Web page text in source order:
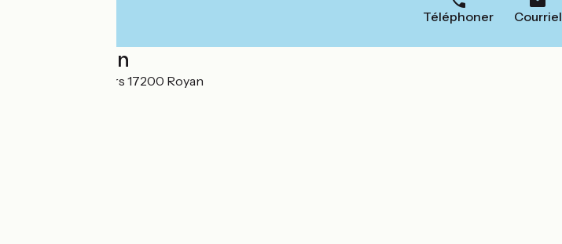
Téléphoner Courriel
Localisation
6 allée des Rochers 17200 Royan